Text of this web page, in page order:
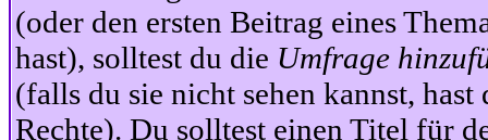
(oder den ersten Beitrag eines
hast), solltest du die Umfrage
(falls du sie nicht sehen kannst,
Rechte). Du solltest einen Titel für